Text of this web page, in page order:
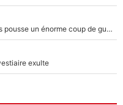
Victime de racisme contre Murray, Kyrgios pousse un énorme coup de gueule !
exulte